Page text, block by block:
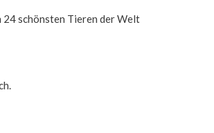
24 schönsten Tieren der Welt